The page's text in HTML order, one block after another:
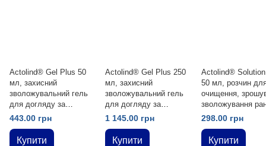
Actolind® Gel Plus 50
мл, захисний
зволожувальний гель
для догляду за
гострими, хронічними
та інфікованими
ранами
443.00 грн
Купити
Actolind® Gel Plus 250
мл, захисний
зволожувальний гель
для догляду за
гострими, хронічними
та інфікованими
ранами
1 145.00 грн
Купити
Actolind®
50 мл, розчин
очищення,
зволожування
догляду за ними
298.00 грн
Купити